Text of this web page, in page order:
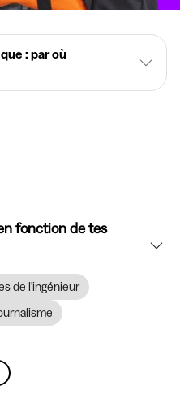
: par où
fonction de tes
de l'ingénieur